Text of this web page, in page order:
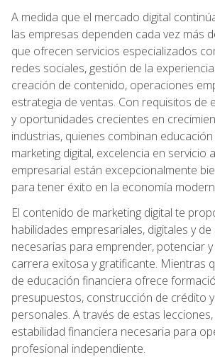
A medida que el mercado digital
las empresas dependen cada vez más
que ofrecen servicios especializados
redes sociales, gestión de la
creación de contenido, operaciones
estrategia de ventas. Con requisitos de
y oportunidades crecientes en
industrias, quienes combinan
marketing digital, excelencia en servicio
empresarial están excepcionalmente
para tener éxito en la economía
El contenido de marketing digital te
habilidades empresariales, digitales y
necesarias para emprender, potenciar
carrera exitosa y gratificante. Mientras
de educación financiera ofrece
presupuestos, construcción de crédito
personales. A través de estas
estabilidad financiera necesaria para
profesional independiente.